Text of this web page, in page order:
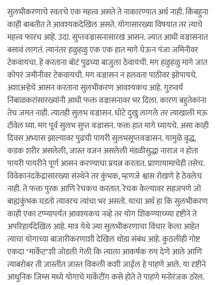
सुलभीकरणाचे स्वतःचे एक महत्त्व असते ते नाकारण्यात अर्थ नाही. किंबहुना
काही बाबतीत ते आवश्यकदेखिल असते. योगासारख्या विषयात तर त्याचे
महत्त्व फारच आहे. उदा. सुप्तवज्रासनासारखं आसन. ज्यात आधी वज्रासनात
बसावं लागतं. त्यानंतर हळुहळु एक एक हात मागे घेऊन पंजा जमिनीवर
टेकवायचा. हे करताना बोटं पुढच्या बाजुला ठेवायची. मग हळुहळु मागे जात
कोपरं जमीनीवर टेकवायची. मग वज्रासन न हलवता पाठीवर झोपायचे.
अशाअर्‍हेचे आसन करताना सुलभीकरण आवश्यकच आहे. गुरुवर्य
निंबाळकरांसारख्यांनी आधी फक्त वज्रासनावर भर दिला. कारण बहुतेकांना
तेच जमत नाही. त्यातही सुलभ वज्रासन. घोटे दुखु लागले तर त्याखाली मऊ
टॉवेल घ्या. मग पूर्व सुलभ सुप्त वज्रासन. फक्त हात मागे घ्यायचे. असा काही
दिवस अभ्यास झाल्यावर पुढची पायरी सुलभसूप्तवज्रासन. यामुळे वृद्ध,
कडक शरीर असलेली, जास्त वजन असलेली मंडळीसुद्धा नाराज न होता
पायरी पायरीने पूर्ण आसन करण्याचा प्रयत्न करतात. प्राणायामाचेही तसेच.
विवेकानंदकेंद्रासारख्या संस्थेने तर कुंभक, म्हणजे श्वास रोखणे हे ठेवलेच
नाही. ते फक्त पुरक आणि रेचकच करतात. रेचक केल्यावर सहजपणे जो
बाह्यकुंभक घडतो त्यावरच त्यांचा भर असतो. याचा अर्थ हा कि सुलभीकरण
काही एका टप्प्यापर्यंत आवश्यकच नव्हे तर योग शिकण्याच्य्या दृष्टीने ते
अपरिहार्यदेखिल आहे. मात्र येथे ज्या सुलभीकरणाचा विचार केला आहेत
त्याचा योगाच्या बाजारीकरणाशी देखिल थोडा संबंध आहे. कुठलीही गोष्ट
एकदा "मार्केट"शी जोडली गेली कि त्याला आकर्षक रुप देणे आले आणि
त्याबरोबर ती जास्तीत जास्त विकली कशी जाईल हे पाहणे आले. या दृष्टीने
आधुनिक जिम्स मध्ये योगाचे मार्केटींग कसे होते ते पाहणे मनोरंजक ठरेल.